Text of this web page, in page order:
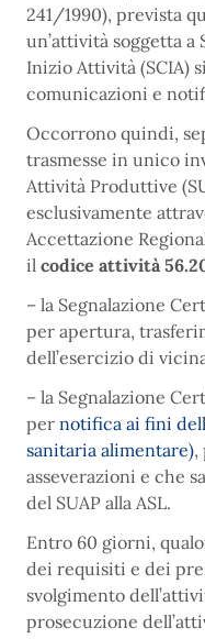
241/1990), prevista
un’attività soggetta
Inizio Attività (SCIA)
comunicazioni e
Occorrono quindi,
trasmesse in unico
Attività Produttive
esclusivamente
Accettazione
il codice attività
– la Segnalazione
per apertura,
dell’esercizio di
– la Segnalazione
per notifica ai fini
sanitaria alimentare),
asseverazioni e che
del SUAP alla ASL.
Entro 60 giorni,
dei requisiti e dei
svolgimento
prosecuzione